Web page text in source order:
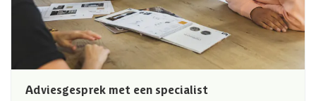
Adviesgesprek met een specialist